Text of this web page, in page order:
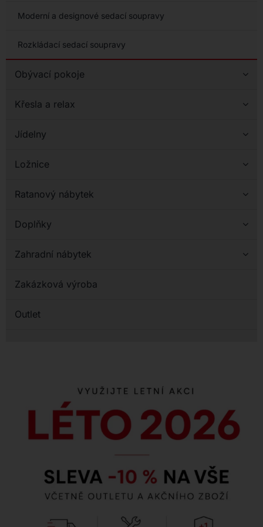
Moderní a designové sedací soupravy
Rozkládací sedací soupravy
Obývací pokoje
Křesla a relax
Jídelny
Ložnice
Ratanový nábytek
Doplňky
Zahradní nábytek
Zakázková výroba
Outlet